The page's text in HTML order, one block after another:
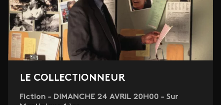
LE COLLECTIONNEUR
Fiction - DIMANCHE 24 AVRIL 20H00 - Sur